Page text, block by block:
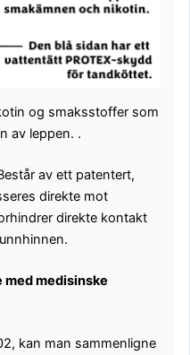
og smaksstoffer som
av leppen. .
av ett patentert,
direkte mot
direkte kontakt
medisinske
kan man sammenligne